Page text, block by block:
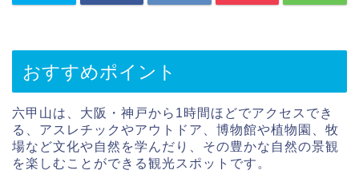
おすすめポイント
六甲山は、大阪・神戸から1時間ほどでアクセスでき
る、アスレチックやアウトドア、博物館や植物園、牧
場など文化や自然を学んだり、その豊かな自然の景観
を楽しむことができる観光スポットです。